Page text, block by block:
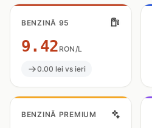
BENZINĂ 95
9.42 RON/L
0.00 lei vs ieri
BENZINĂ PREMIUM